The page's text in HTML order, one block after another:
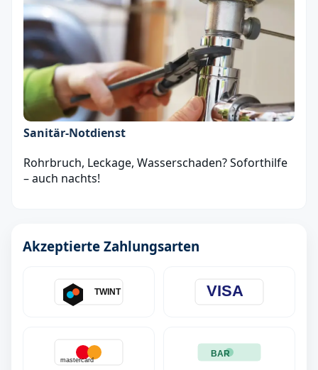
Sanitär‑Notdienst
Rohrbruch, Leckage, Wasserschaden? Soforthilfe
– auch nachts!
Akzeptierte Zahlungsarten
TWINT VISA
mastercard
BAR